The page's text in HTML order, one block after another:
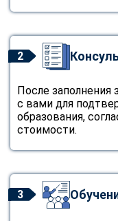
2
После
с вами для
образования,
стоимости.
3